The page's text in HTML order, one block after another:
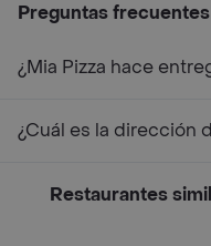
Preguntas frecuentes
¿Mia Pizza hace
¿Cuál es la dirección
Restaurantes